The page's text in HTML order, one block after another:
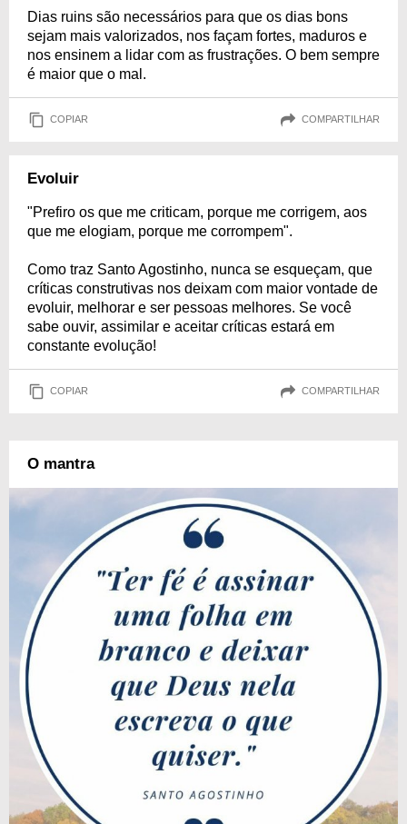
Dias ruins são necessários para que os dias bons
sejam mais valorizados, nos façam fortes, maduros e
nos ensinem a lidar com as frustrações. O bem sempre
é maior que o mal.
COPIAR COMPARTILHAR
Evoluir
"Prefiro os que me criticam, porque me corrigem, aos
que me elogiam, porque me corrompem".
Como traz Santo Agostinho, nunca se esqueçam, que
críticas construtivas nos deixam com maior vontade de
evoluir, melhorar e ser pessoas melhores. Se você
sabe ouvir, assimilar e aceitar críticas estará em
constante evolução!
COPIAR COMPARTILHAR
O mantra